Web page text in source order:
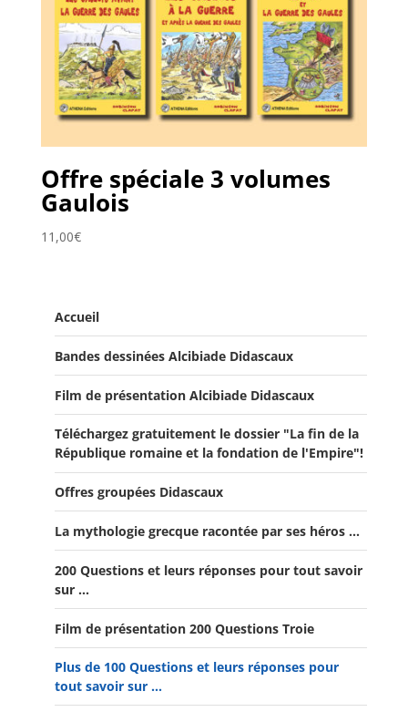
Offre spéciale 3 volumes
Gaulois
11,00€
Accueil
Bandes dessinées Alcibiade Didascaux
Film de présentation Alcibiade Didascaux
Téléchargez gratuitement le dossier "La fin de la
République romaine et la fondation de l'Empire"!
Offres groupées Didascaux
Offre "Tout savoir sur la guerre de Troie!"
Offre Spéciale Moyen Âge
Offre 5 volumes + cadeau
Offre Spéciale Latinistes
Offre Spéciale “De la fin de la République romaine à la
fondation de l’Empire”
La mythologie grecque racontée par ses héros ...
200 Questions et leurs réponses pour tout savoir
sur ...
Film de présentation 200 Questions Troie
Plus de 100 Questions et leurs réponses pour
tout savoir sur ...